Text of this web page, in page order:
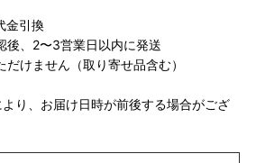
金引換
後、2〜3営業日以内に発送
だけません（取り寄せ品含む）
り、お届け日時が前後する場合がござ